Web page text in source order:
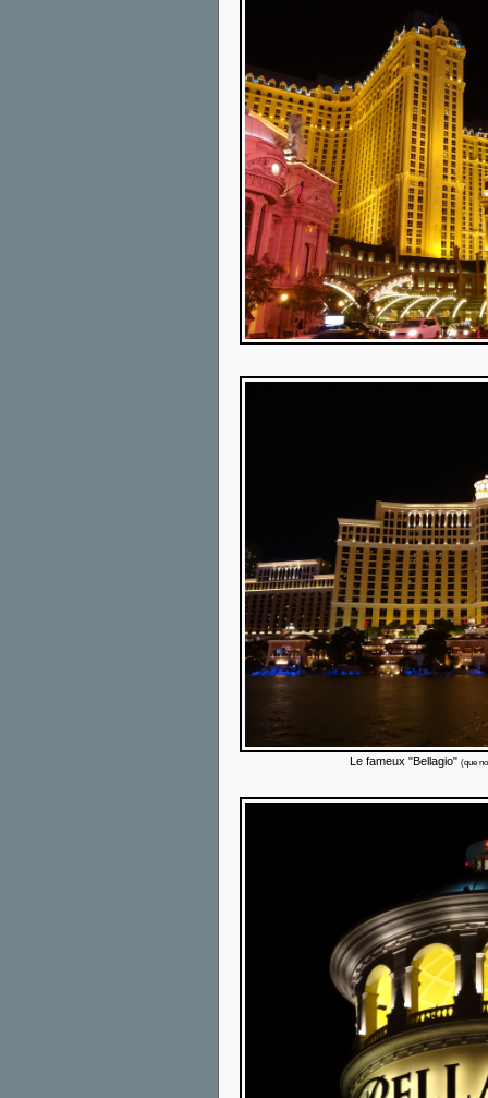
Le fameux "Bellagio" (que